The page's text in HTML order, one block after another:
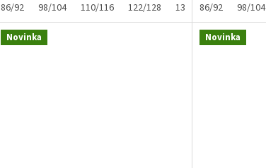
86/92 98/104 110/116 122/128 134/14086/92 98/104
Novinka Novinka